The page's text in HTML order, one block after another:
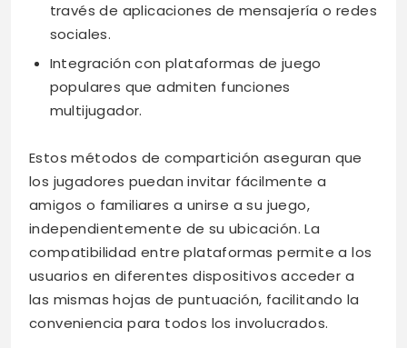
través de aplicaciones de mensajería o redes
sociales.
Integración con plataformas de juego
populares que admiten funciones
multijugador.
Estos métodos de compartición aseguran que
los jugadores puedan invitar fácilmente a
amigos o familiares a unirse a su juego,
independientemente de su ubicación. La
compatibilidad entre plataformas permite a los
usuarios en diferentes dispositivos acceder a
las mismas hojas de puntuación, facilitando la
conveniencia para todos los involucrados.